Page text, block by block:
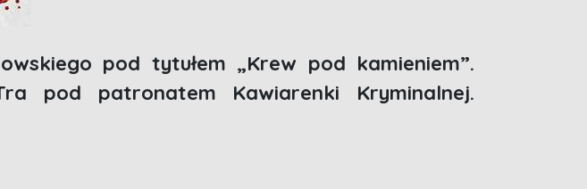
pod tytułem „Krew pod kamieniem”.
pod patronatem Kawiarenki Kryminalnej.